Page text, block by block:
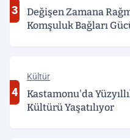
3
Değişen Zamana
Komşuluk Bağları
4
Kültür
Kastamonu'da
Kültürü Yaşatılıyor